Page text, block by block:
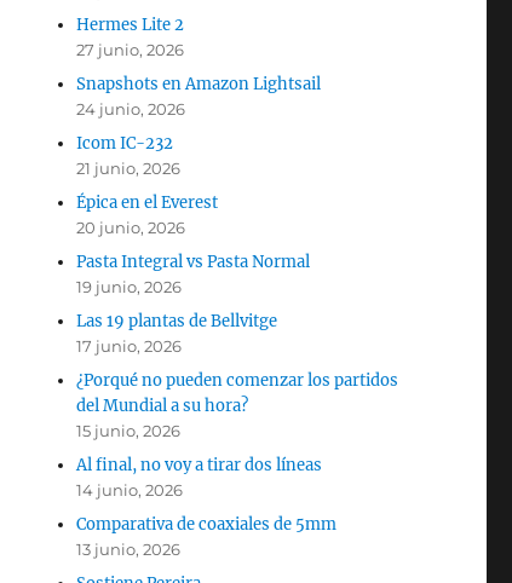
Hermes Lite 2
27 junio, 2026
Snapshots en Amazon Lightsail
24 junio, 2026
Icom IC-232
21 junio, 2026
Épica en el Everest
20 junio, 2026
Pasta Integral vs Pasta Normal
19 junio, 2026
Las 19 plantas de Bellvitge
17 junio, 2026
¿Porqué no pueden comenzar los partidos
del Mundial a su hora?
15 junio, 2026
Al final, no voy a tirar dos líneas
14 junio, 2026
Comparativa de coaxiales de 5mm
13 junio, 2026